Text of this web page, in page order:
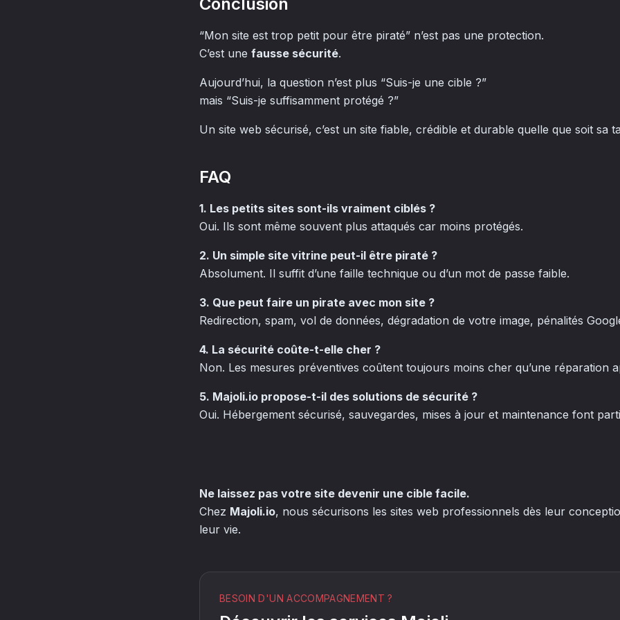
“Mon site est trop petit pour être piraté” n’est pas une protection.
C’est une fausse sécurité.
Aujourd’hui, la question n’est plus “Suis-je une cible ?”
mais “Suis-je suffisamment protégé ?”
Un site web sécurisé, c’est un site fiable, crédible et durable quelle que soit sa
FAQ
1. Les petits sites sont-ils vraiment ciblés ?
Oui. Ils sont même souvent plus attaqués car moins protégés.
2. Un simple site vitrine peut-il être piraté ?
Absolument. Il suffit d’une faille technique ou d’un mot de passe faible.
3. Que peut faire un pirate avec mon site ?
Redirection, spam, vol de données, dégradation de votre image, pénalités
4. La sécurité coûte-t-elle cher ?
Non. Les mesures préventives coûtent toujours moins cher qu’une réparation
5. Majoli.io propose-t-il des solutions de sécurité ?
Oui. Hébergement sécurisé, sauvegardes, mises à jour et maintenance font
Ne laissez pas votre site devenir une cible facile.
Chez Majoli.io, nous sécurisons les sites web professionnels dès leur
leur vie.
BESOIN D'UN ACCOMPAGNEMENT ?